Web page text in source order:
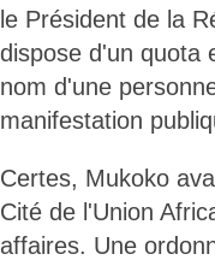
le Président de la
dispose d'un quota
nom d'une
manifestation
Certes, Mukoko
Cité de l'Union
affaires. Une